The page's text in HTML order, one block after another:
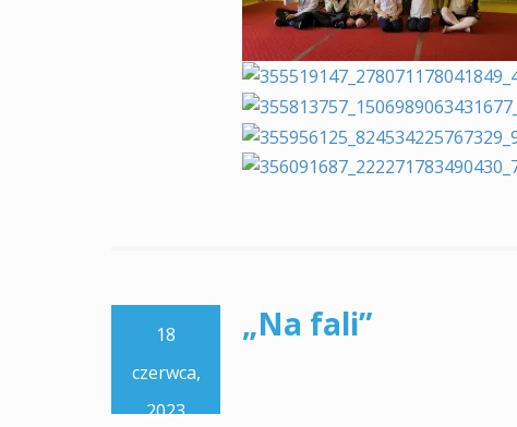
18
czerwca,
2023
„Na fali”